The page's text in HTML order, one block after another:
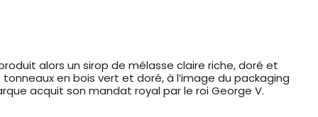
alors un sirop de mélasse claire riche, doré et
en bois vert et doré, à l’image du packaging
acquit son mandat royal par le roi George V.